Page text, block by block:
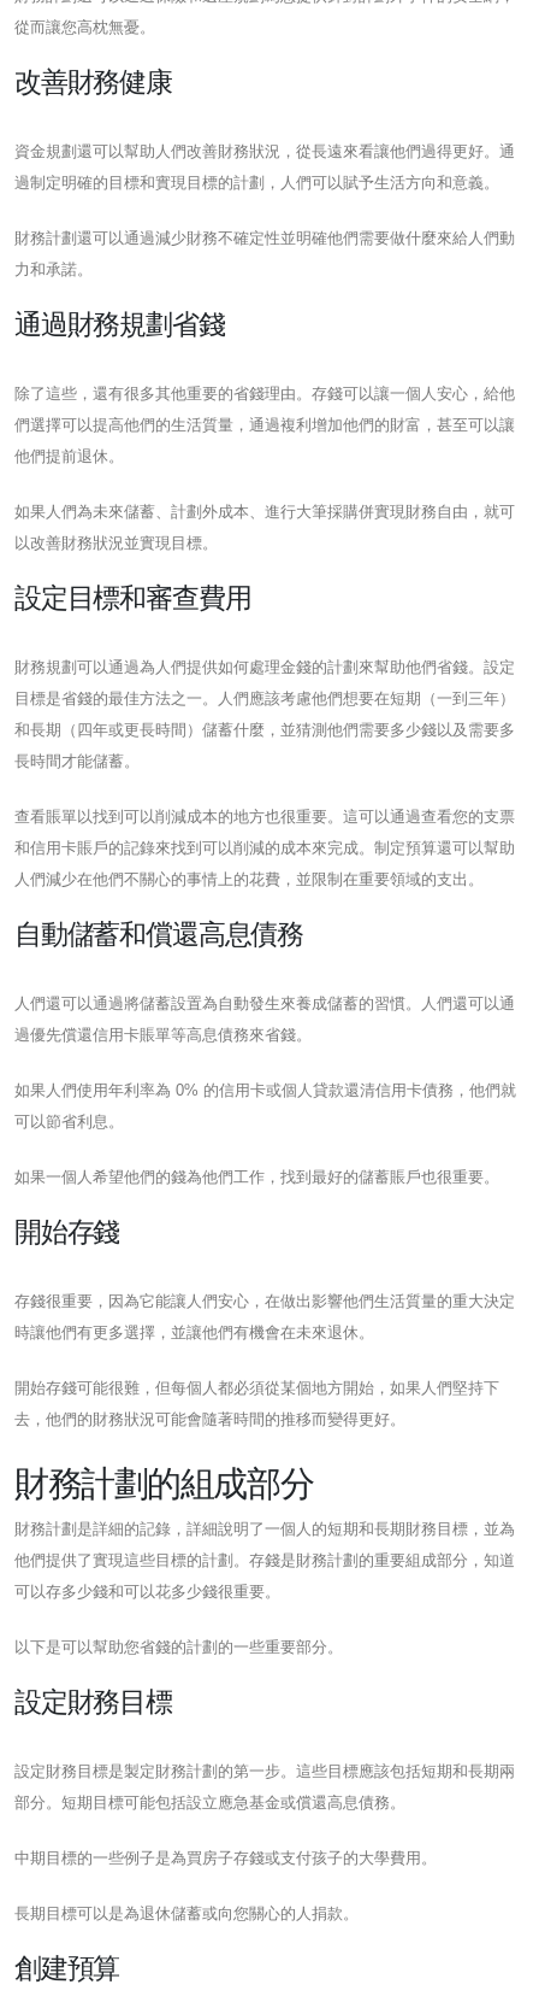
從而讓您高枕無憂。
改善財務健康
資金規劃還可以幫助人們改善財務狀況，從長遠來看讓他們過得更好。通
過制定明確的目標和實現目標的計劃，人們可以賦予生活方向和意義。
財務計劃還可以通過減少財務不確定性並明確他們需要做什麼來給人們動
力和承諾。
通過財務規劃省錢
除了這些，還有很多其他重要的省錢理由。存錢可以讓一個人安心，給他
們選擇可以提高他們的生活質量，通過複利增加他們的財富，甚至可以讓
他們提前退休。
如果人們為未來儲蓄、計劃外成本、進行大筆採購併實現財務自由，就可
以改善財務狀況並實現目標。
設定目標和審查費用
財務規劃可以通過為人們提供如何處理金錢的計劃來幫助他們省錢。設定
目標是省錢的最佳方法之一。人們應該考慮他們想要在短期（一到三年）
和長期（四年或更長時間）儲蓄什麼，並猜測他們需要多少錢以及需要多
長時間才能儲蓄。
查看賬單以找到可以削減成本的地方也很重要。這可以通過查看您的支票
和信用卡賬戶的記錄來找到可以削減的成本來完成。制定預算還可以幫助
人們減少在他們不關心的事情上的花費，並限制在重要領域的支出。
自動儲蓄和償還高息債務
人們還可以通過將儲蓄設置為自動發生來養成儲蓄的習慣。人們還可以通
過優先償還信用卡賬單等高息債務來省錢。
如果人們使用年利率為 0% 的信用卡或個人貸款還清信用卡債務，他們就
可以節省利息。
如果一個人希望他們的錢為他們工作，找到最好的儲蓄賬戶也很重要。
開始存錢
存錢很重要，因為它能讓人們安心，在做出影響他們生活質量的重大決定
時讓他們有更多選擇，並讓他們有機會在未來退休。
開始存錢可能很難，但每個人都必須從某個地方開始，如果人們堅持下
去，他們的財務狀況可能會隨著時間的推移而變得更好。
財務計劃的組成部分
財務計劃是詳細的記錄，詳細說明了一個人的短期和長期財務目標，並為
他們提供了實現這些目標的計劃。存錢是財務計劃的重要組成部分，知道
可以存多少錢和可以花多少錢很重要。
以下是可以幫助您省錢的計劃的一些重要部分。
設定財務目標
設定財務目標是製定財務計劃的第一步。這些目標應該包括短期和長期兩
部分。短期目標可能包括設立應急基金或償還高息債務。
中期目標的一些例子是為買房子存錢或支付孩子的大學費用。
長期目標可以是為退休儲蓄或向您關心的人捐款。
創建預算